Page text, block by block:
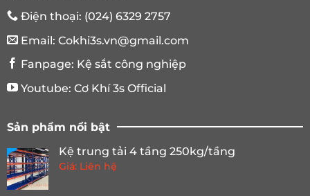
Điện thoại: (024) 6329 2757
Email: Cokhi3s.vn@gmail.com
Fanpage: Kệ sắt công nghiệp
Youtube: Cơ Khí 3s Official
Sản phẩm nổi bật
Kệ trung tải 4 tầng 250kg/tầng
Giá: Liên hệ